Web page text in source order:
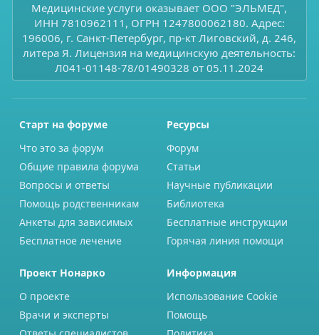
Медицинские услуги оказывает ООО "ЭЛЬМЕД",
ИНН 7810962111, ОГРН 1247800062180. Адрес:
196006, г. Санкт-Петербург, пр-кт Лиговский, д. 246,
литера Я. Лицензия на медицинскую деятельность:
Л041-01148-78/01490328 от 05.11.2024
Старт на форуме
Что это за форум
Общие правила форума
Вопросы и ответы
Помощь родственникам
Анкеты для зависимых
Бесплатное лечение
Ресурсы
Форум
Статьи
Научные публикации
Библиотека
Бесплатные инструкции
Горячая линия помощи
Проект Нонарко
О проекте
Врачи и эксперты
Информация
Использование Cookie
Помощь